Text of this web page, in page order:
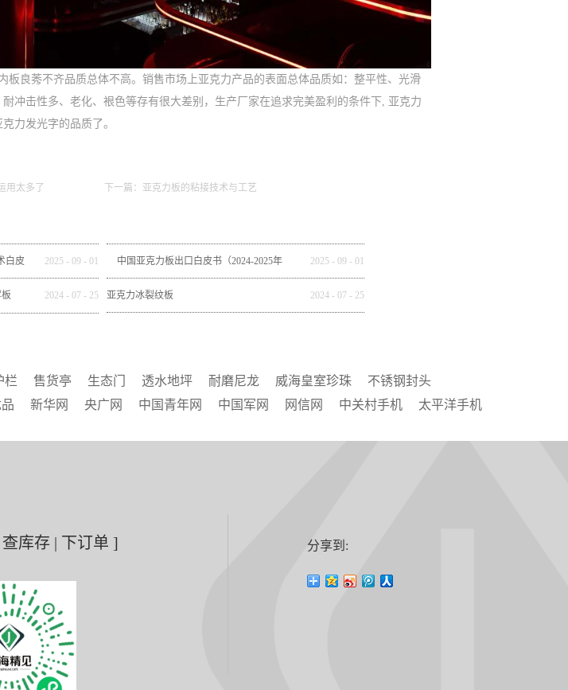
板良莠不齐品质总体不高。销售市场上亚克力产品的表面总体品质如：整平性、光滑
冲击性多、老化、裉色等存有很大差别，生产厂家在追求完美盈利的条件下, 亚克力
力发光字的品质了。
用太多了 下一篇： 亚克力板的粘接技术与工艺
白皮 2025 - 09 - 01 中国亚克力板出口白皮书（2024-2025年
度）：韧性增长与全球市场重构
2025 - 09 - 01
2024 - 07 - 25 亚克力冰裂纹板 2024 - 07 - 25
栏 售货亭 生态门 透水地坪 耐磨尼龙 威海皇室珍珠
不锈钢封头
新华网 央广网 中国青年网 中国军网 网信网 中关村手机
太平洋手机
库存 | 下订单 ] 分享到: